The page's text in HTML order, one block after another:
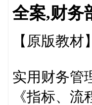
全案,财务
【原版教材】
实用财务管
《指标、